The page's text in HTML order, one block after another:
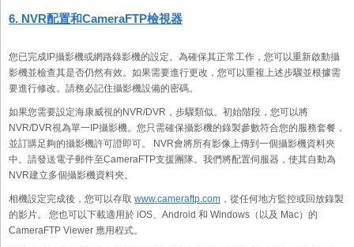
6. NVR配置和CameraFTP檢視器
您已完成IP攝影機或網路錄影機的設定。為確保其正常工作，您可以重新啟動攝
影機並檢查其是否仍然有效。如果需要進行更改，您可以重複上述步驟並根據需
要進行修改。請務必記住攝影機設備的密碼。
如果您需要設定海康威視的NVR/DVR，步驟類似。初始階段，您可以將
NVR/DVR視為單一IP攝影機。您只需確保攝影機的錄製參數符合您的服務套餐，
並訂購足夠的攝影機許可證即可。 NVR會將所有影像上傳到一個攝影機資料夾
中。請發送電子郵件至CameraFTP支援團隊。我們將配置伺服器，使其自動為
NVR建立多個攝影機資料夾。
相機設定完成後，您可以存取 www.cameraftp.com ，從任何地方監控或回放錄製
的影片。 您也可以下載適用於 iOS、Android 和 Windows（以及 Mac）的
CameraFTP Viewer 應用程式。